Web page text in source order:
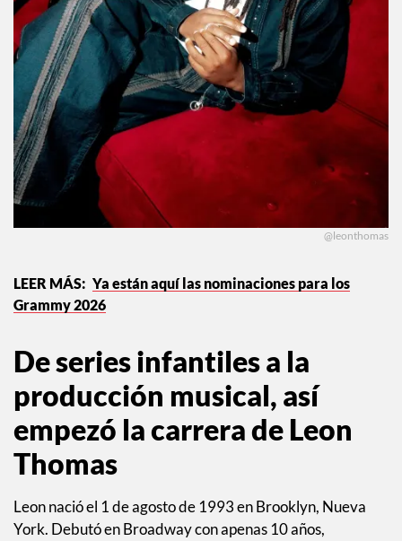
@leonthomas
Ya están aquí las nominaciones para los
Grammy 2026
De series infantiles a la
producción musical, así
empezó la carrera de Leon
Thomas
Leon nació el 1 de agosto de 1993 en Brooklyn, Nueva
York. Debutó en Broadway con apenas 10 años,